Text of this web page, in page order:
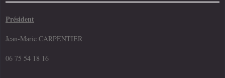
Président
Jean-Marie CARPENTIER
06 75 54 18 16